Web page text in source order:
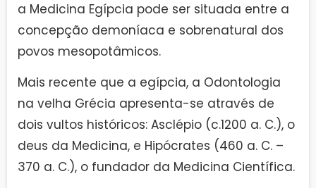
a Medicina Egípcia pode ser situada entre a
concepção demoníaca e sobrenatural dos
povos mesopotâmicos.
Mais recente que a egípcia, a Odontologia
na velha Grécia apresenta-se através de
dois vultos históricos: Asclépio (c.1200 a. C.), o
deus da Medicina, e Hipócrates (460 a. C. –
370 a. C.), o fundador da Medicina Científica.